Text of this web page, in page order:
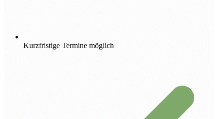
Kurzfristige Termine möglich